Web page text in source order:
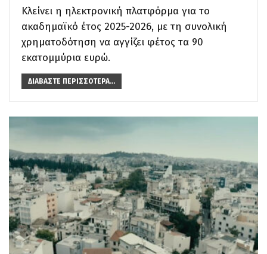
Κλείνει η ηλεκτρονική πλατφόρμα για το
ακαδημαϊκό έτος 2025-2026, με τη συνολική
χρηματοδότηση να αγγίζει φέτος τα 90
εκατομμύρια ευρώ.
ΔΙΑΒΆΣΤΕ ΠΕΡΙΣΣΌΤΕΡΑ...